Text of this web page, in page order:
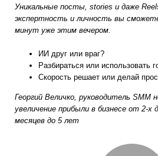
Уникальные посты, stories и даже
экспертность и личность вы
минут уже этим вечером.
ИИ друг или враг?
Разбираться или использовать
Скорость решает или делай
Георгий Величко, руководитель SMM
увеличение прибыли в бизнесе от 2-х
месяцев до 5 лет